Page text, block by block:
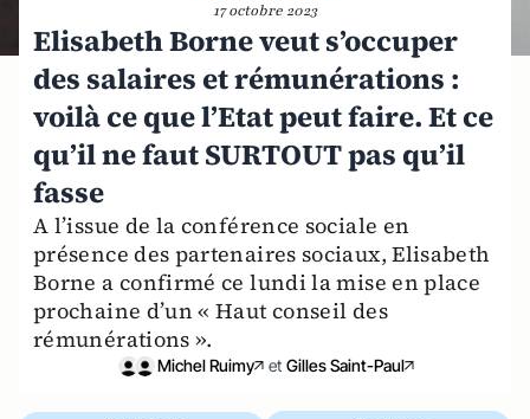
17 octobre 2023
Elisabeth Borne veut s’occuper
des salaires et rémunérations :
voilà ce que l’Etat peut faire. Et ce
qu’il ne faut SURTOUT pas qu’il
fasse
A l’issue de la conférence sociale en
présence des partenaires sociaux, Elisabeth
Borne a confirmé ce lundi la mise en place
prochaine d’un « Haut conseil des
rémunérations ».
Michel Ruimy et Gilles Saint-Paul